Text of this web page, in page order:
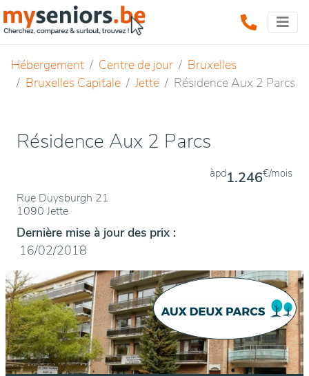
Hébergement Centre de jour
Bruxelles
Bruxelles Capitale
Jette Résidence Aux 2 Parcs
Résidence Aux 2 Parcs
Rue Duysburgh 21
1090 Jette
àpd1.246€/mois
Dernière mise à jour des prix :
16/02/2018